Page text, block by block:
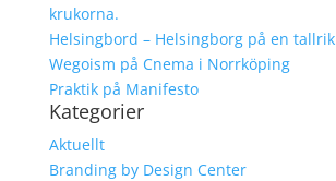
krukorna.
Helsingbord – Helsingborg på en tallrik
Wegoism på Cnema i Norrköping
Praktik på Manifesto
Kategorier
Aktuellt
Branding by Design Center